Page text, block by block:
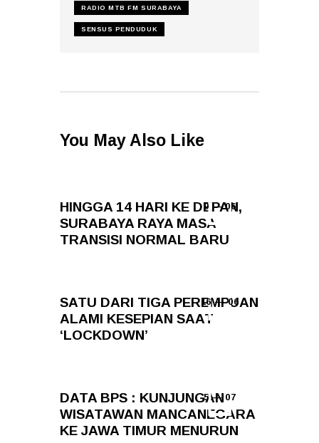
RADIO MTB FM SURABAYA
SENSUS PENDUDUK
You May Also Like
9 — 06
HINGGA 14 HARI KE DEPAN,
SURABAYA RAYA MASA
TRANSISI NORMAL BARU
16 — 06
SATU DARI TIGA PEREMPUAN
ALAMI KESEPIAN SAAT
‘LOCKDOWN’
5 — 07
DATA BPS : KUNJUNGAN
WISATAWAN MANCANEGARA
KE JAWA TIMUR MENURUN